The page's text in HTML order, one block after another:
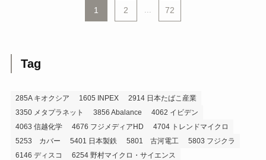
1 2 ... 72
Tag
285A キオクシア 1605 INPEX
2914 日本たばこ産業
3350 メタプラネット
3856 Abalance
4062 イビデン
4063 信越化学
4676 フジメディアHD
4704 トレンドマイクロ
5253 カバー
5401 日本製鉄 5801 古河電工
5803 フジクラ
6146 ディスコ
6254 野村マイクロ・サイエンス